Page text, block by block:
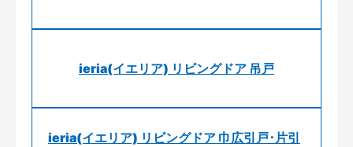
ieria(イエリア) リビングドア 吊戸
ieria(イエリア) リビングドア 巾広引戸･片引